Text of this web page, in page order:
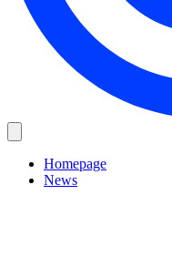
Homepage
News